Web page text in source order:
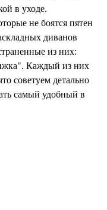
в уходе.
не боятся пятен
диванов
из них:
Каждый из них
советуем детально
самый удобный в